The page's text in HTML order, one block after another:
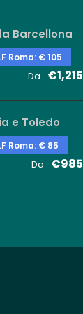
Barcellona
Roma: € 105
Da €1,215
e Toledo
Roma: € 85
Da €985